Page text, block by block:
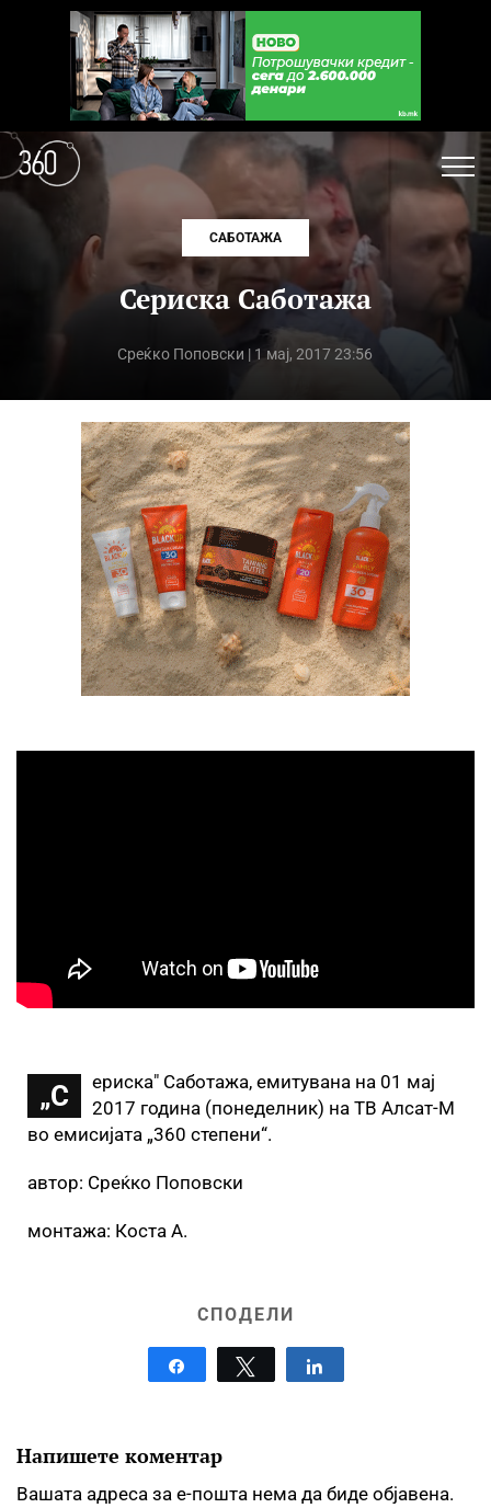
САБОТАЖА
Сериска Саботажа
Среќко Поповски | 1 мај, 2017 23:56
„С
ериска" Саботажа, емитувана на 01 мај
2017 година (понеделник) на ТВ Алсат-М
во емисијата „360 степени“.
автор: Среќко Поповски
монтажа: Коста А.
СПОДЕЛИ
Tweet
Напишете коментар
Вашата адреса за е-пошта нема да биде објавена.